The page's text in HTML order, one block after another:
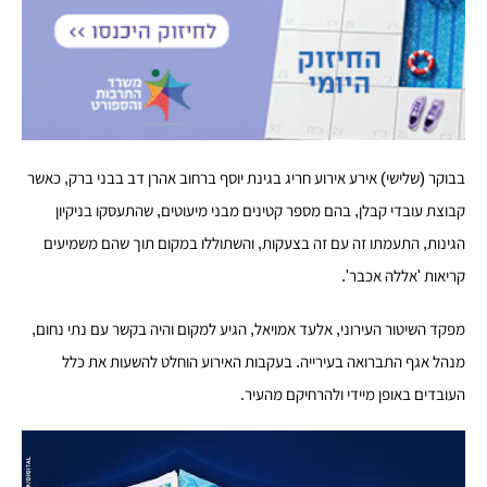
בבוקר (שלישי) אירע אירוע חריג בגינת יוסף ברחוב אהרן דב בבני ברק, כאשר
קבוצת עובדי קבלן, בהם מספר קטינים מבני מיעוטים, שהתעסקו בניקיון
הגינות, התעמתו זה עם זה בצעקות, והשתוללו במקום תוך שהם משמיעים
קריאות 'אללה אכבר'.
מפקד השיטור העירוני, אלעד אמויאל, הגיע למקום והיה בקשר עם נתי נחום,
מנהל אגף התברואה בעירייה. בעקבות האירוע הוחלט להשעות את כלל
העובדים באופן מיידי ולהרחיקם מהעיר.